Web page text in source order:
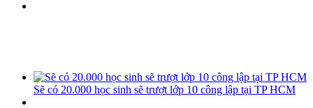
Sẽ có 20.000 học sinh sẽ trượt lớp 10 công lập tại TP HCM